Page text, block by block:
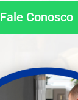
Fale Conosco